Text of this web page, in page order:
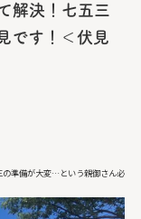
解決！七五三
です！＜伏見
の準備が大変…という親御さん必見